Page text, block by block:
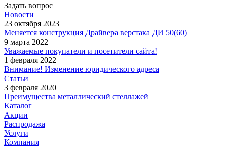
Задать вопрос
Новости
23 октября 2023
Меняется конструкция Драйвера верстака ДИ 50(60)
9 марта 2022
Уважаемые покупатели и посетители сайта!
1 февраля 2022
Внимание! Изменение юридического адреса
Статьи
3 февраля 2020
Преимущества металлический стеллажей
Каталог
Акции
Распродажа
Услуги
Компания